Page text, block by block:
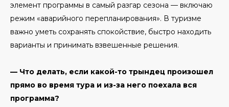
элемент программы в самый разгар сезона — включаю
режим «аварийного перепланирования». В туризме
важно уметь сохранять спокойствие, быстро находить
варианты и принимать взвешенные решения.
— Что делать, если какой-то трындец произошел
прямо во время тура и из-за него поехала вся
программа?